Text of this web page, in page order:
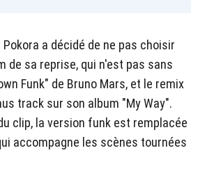
Pokora a décidé de ne pas choisir
de sa reprise, qui n'est pas sans
Funk" de Bruno Mars, et le remix
track sur son album "My Way".
clip, la version funk est remplacée
accompagne les scènes tournées